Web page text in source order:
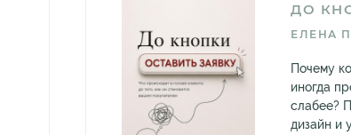
ДО
ЕЛЕНА
Почему
иногда
слабее?
дизайн и